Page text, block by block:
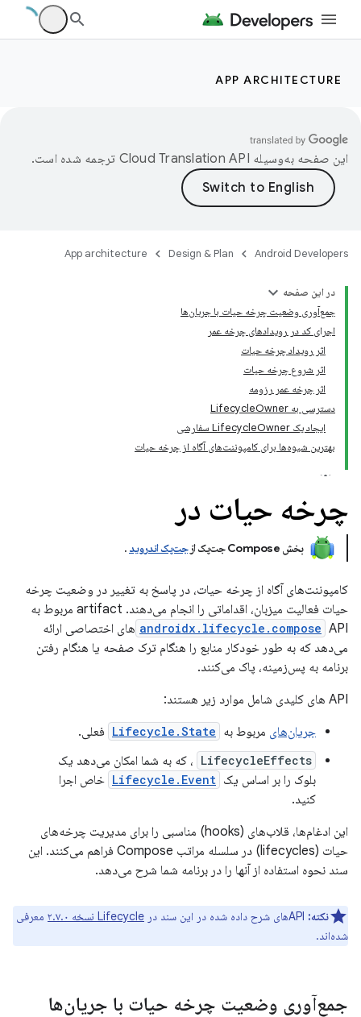
APP ARCHITECTURE
این صفحه به‌وسیله ترجمه شده است.
Android Developers
Design & Plan
App architecture
در این صفحه
جمع‌آوری وضعیت چرخه حیات با جریان‌ها
اجرای کد در رویدادهای چرخه عمر
اثر رویداد چرخه حیات
اثر شروع چرخه حیات
اثر چرخه عمر رزومه
دسترسی به LifecycleOwner
ایجاد یک LifecycleOwner سفارشی
بهترین شیوه‌ها برای کامپوننت‌های آگاه از چرخه حیات
چرخه حیات در
بخش Compose جت‌پک از جت‌پک اندروید .
کامپوننت‌های آگاه از چرخه حیات، در پاسخ به تغییر در وضعیت چرخه
حیات فعالیت میزبان، اقداماتی را انجام می‌دهند. artifact مربوط به
androidx.lifecycle.compose APIهای اختصاصی ارائه
می‌دهد که به طور خودکار منابع را هنگام ترک صفحه یا هنگام رفتن
برنامه به پس‌زمینه، پاک می‌کنند.
API های کلیدی شامل موارد زیر هستند:
جریان‌های مربوط به Lifecycle.State فعلی.
LifecycleEffects ، که به شما امکان می‌دهد یک
بلوک را بر اساس یک Lifecycle.Event خاص اجرا
کنید.
این ادغام‌ها، قلاب‌های (hooks) مناسبی را برای مدیریت چرخه‌های
حیات (lifecycles) در سلسله مراتب Compose فراهم می‌کنند. این
سند نحوه استفاده از آنها را در برنامه شما شرح می‌دهد.
نکته: APIهای شرح داده شده در این سند در Lifecycle نسخه ۲.۷.۰
معرفی
شده‌اند.
جمع‌آوری وضعیت چرخه حیات با جریان‌ها